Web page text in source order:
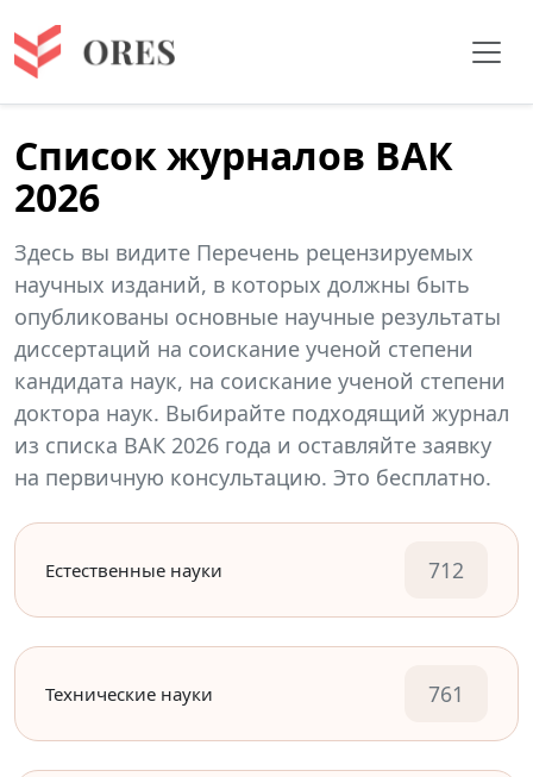
Список журналов ВАК
2026
Здесь вы видите Перечень рецензируемых
научных изданий, в которых должны быть
опубликованы основные научные результаты
диссертаций на соискание ученой степени
кандидата наук, на соискание ученой степени
доктора наук. Выбирайте подходящий журнал
из списка ВАК 2026 года и оставляйте заявку
на первичную консультацию. Это бесплатно.
Естественные науки 712
Технические науки 761